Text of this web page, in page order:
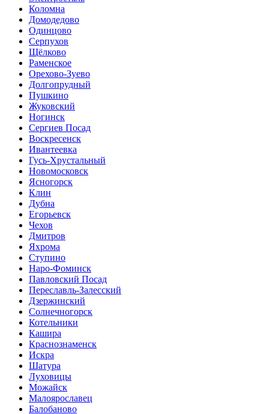
Коломна
Домодедово
Одинцово
Серпухов
Щёлково
Раменское
Орехово-Зуево
Долгопрудный
Пушкино
Жуковский
Ногинск
Сергиев Посад
Воскресенск
Ивантеевка
Гусь-Хрустальный
Новомосковск
Ясногорск
Клин
Дубна
Егорьевск
Чехов
Дмитров
Яхрома
Ступино
Наро-Фоминск
Павловский Посад
Переславль-Залесский
Дзержинский
Солнечногорск
Котельники
Кашира
Краснознаменск
Искра
Шатура
Луховицы
Можайск
Малоярославец
Балобаново